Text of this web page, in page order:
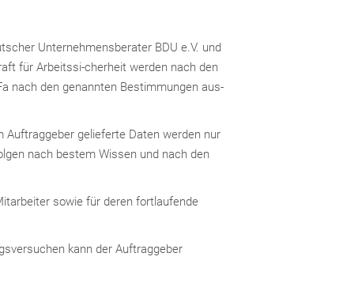
Unternehmensberater BDU e.V. und
für Arbeitssi-cherheit werden nach den
nach den genannten Bestimmungen aus-
Auftraggeber gelieferte Daten werden nur
nach bestem Wissen und nach den
sowie für deren fortlaufende
kann der Auftraggeber